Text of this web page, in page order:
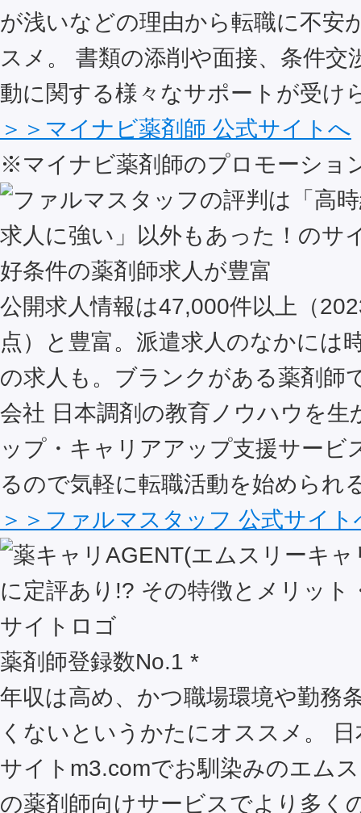
が浅いなどの理由から転職に不安
スメ。 書類の添削や面接、条件交
動に関する様々なサポートが受け
＞＞マイナビ薬剤師 公式サイトへ
※マイナビ薬剤師のプロモーショ
好条件の薬剤師求人が豊富
公開求人情報は47,000件以上（
点）と豊富。派遣求人のなかには
の求人も。ブランクがある薬剤師
会社 日本調剤の教育ノウハウを生
ップ・キャリアアップ支援サービ
るので気軽に転職活動を始められ
＞＞ファルマスタッフ 公式サイト
薬剤師登録数No.1 *
年収は高め、かつ職場環境や勤務
くないというかたにオススメ。
サイトm3.comでお馴染みのエム
の薬剤師向けサービスでより多く